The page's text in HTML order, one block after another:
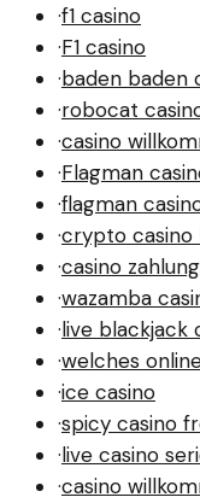
·f1 casino
·F1 casino
·baden baden
·robocat
·casino
·Flagman
·flagman
·crypto casino
·casino
·wazamba
·live blackjack
·welches
·ice casino
·spicy casino
·live casino
·casino